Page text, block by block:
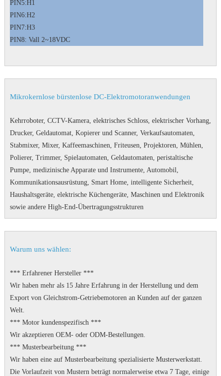
PIN5:H1
PIN6:H2
PIN7:H3
PIN8: Vall 2~18VDC
Mikrokernlose bürstenlose DC-Elektromotoranwendungen
Kehrroboter, CCTV-Kamera, elektrisches Schloss, elektrischer Vorhang,
Drucker, Geldautomat, Kopierer und Scanner, Verkaufsautomaten,
Stabmixer, Mixer, Kaffeemaschinen, Friteusen, Projektoren, Mühlen,
Polierer, Trimmer, Spielautomaten, Geldautomaten, peristaltische
Pumpe, medizinische Apparate und Instrumente, Automobil,
Kommunikationsausrüstung, Smart Home, intelligente Sicherheit,
Haushaltsgeräte, elektrische Küchengeräte, Maschinen und Elektronik
sowie andere High-End-Übertragungsstrukturen
Warum uns wählen:
*** Erfahrener Hersteller ***
Wir haben mehr als 15 Jahre Erfahrung in der Herstellung und dem
Export von Gleichstrom-Getriebemotoren an Kunden auf der ganzen
Welt.
*** Motor kundenspezifisch ***
Wir akzeptieren OEM- oder ODM-Bestellungen.
*** Musterbearbeitung ***
Wir haben eine auf Musterbearbeitung spezialisierte Musterwerkstatt.
Die Vorlaufzeit von Mustern beträgt normalerweise etwa 7 Tage, einige